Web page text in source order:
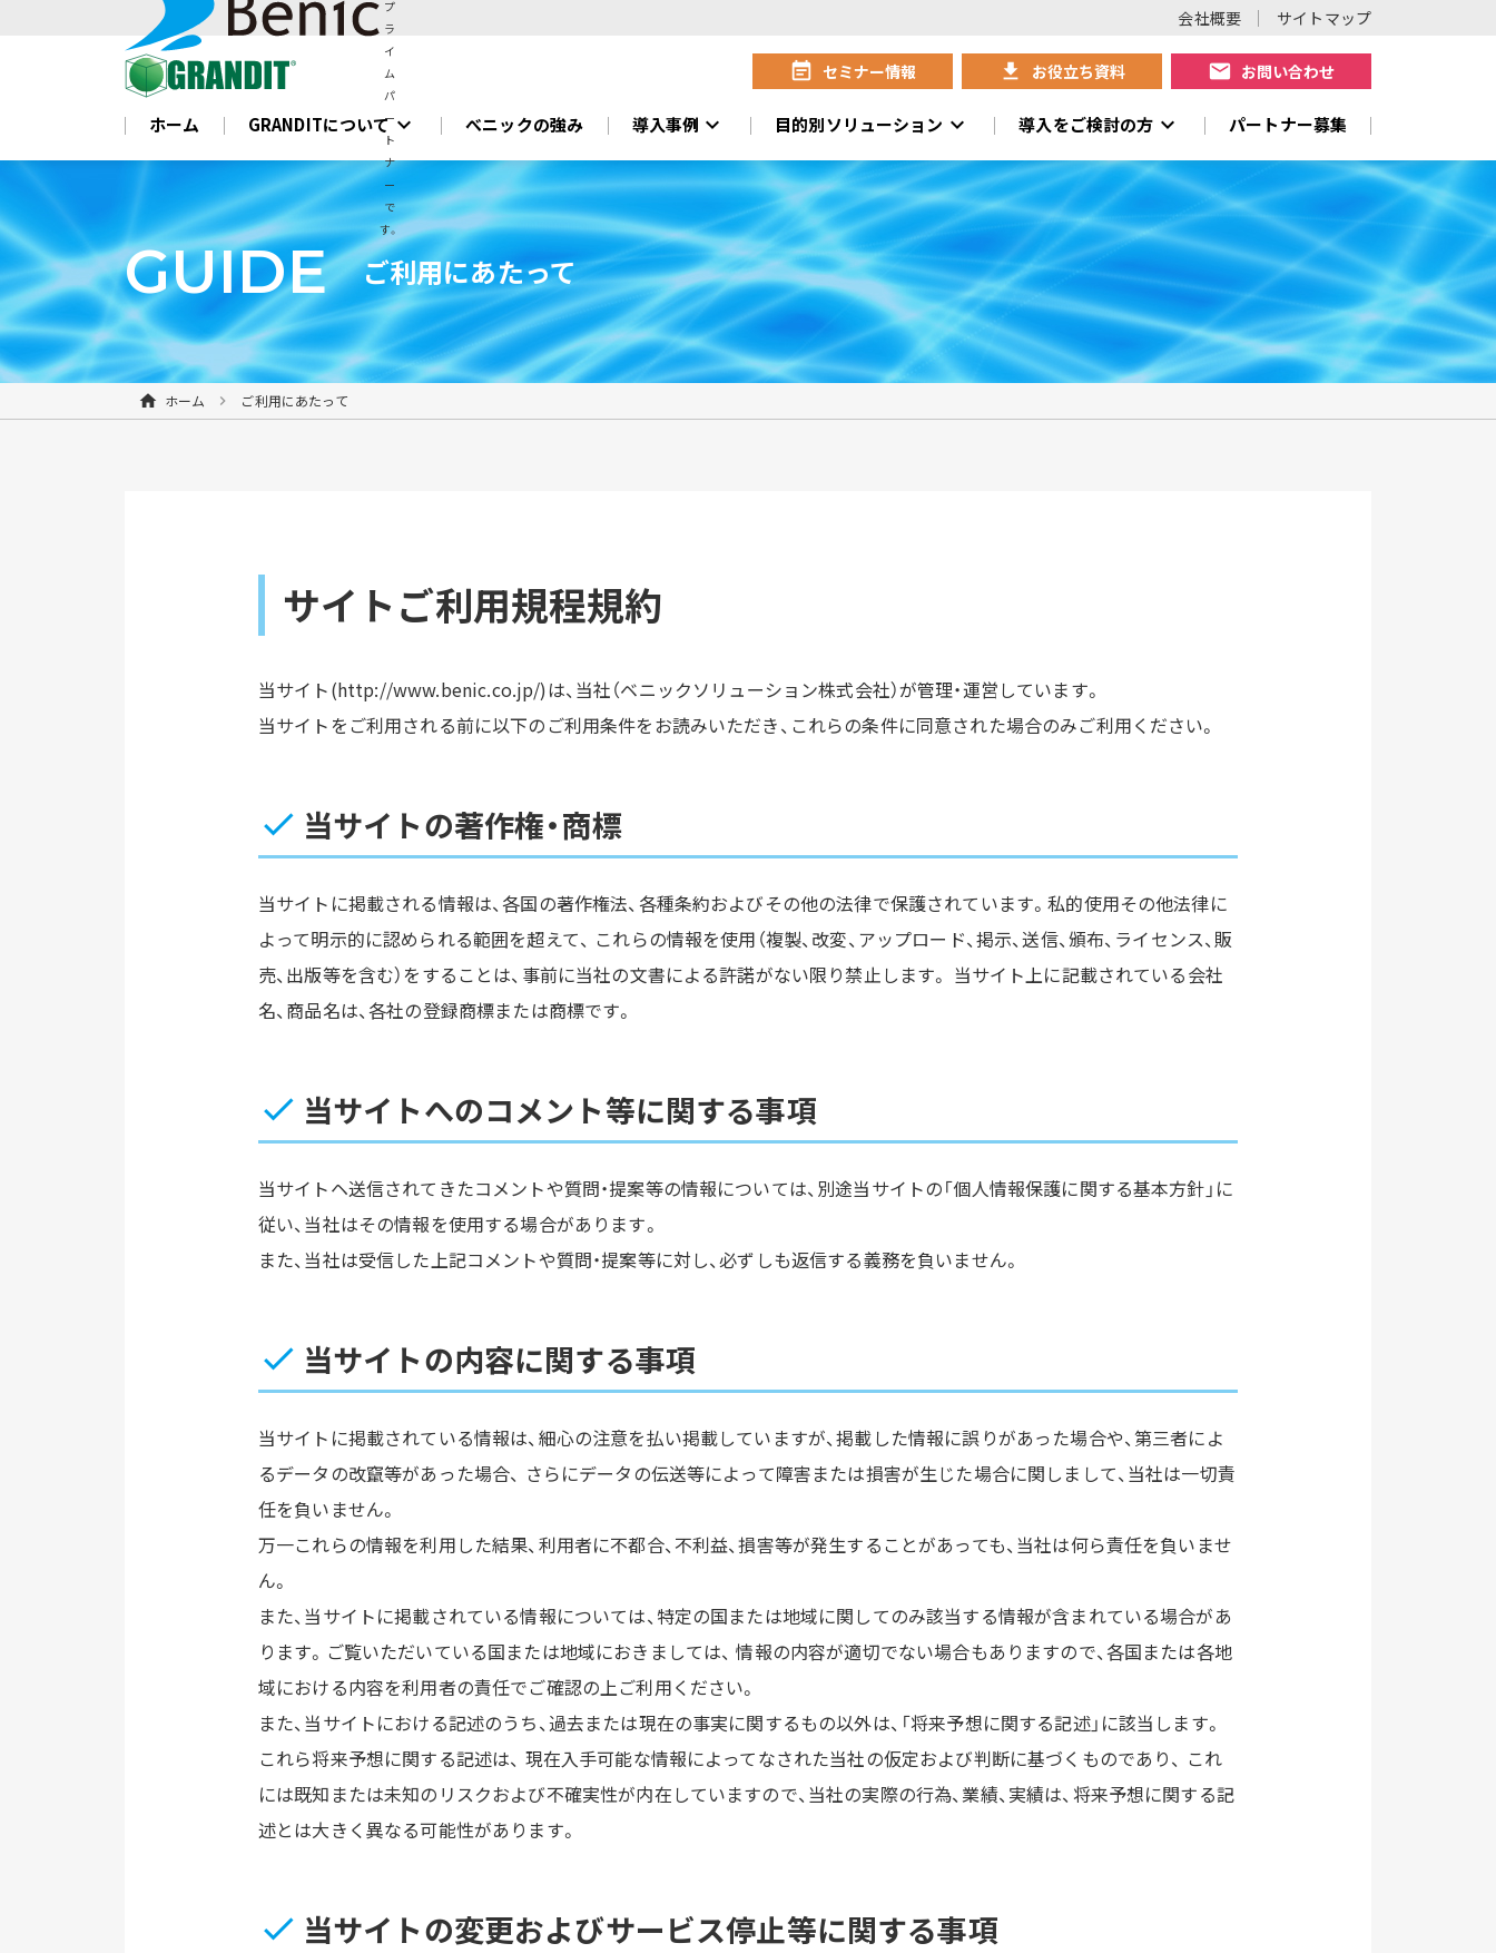
プ
ラ
イ
ム
パ
ー
ト
ナ
ー
で
す。
会社概要 サイトマップ
ホーム GRANDITについてexpand_more べニックの強み 導入事例 expand_more 目的別ソリューション expand_more 導入をご検討の方 expand_more パートナー募集
event_note セミナー情報 download お役立ち資料 mail お問い合わせ
GUIDE ご利用にあたって
ホーム ご利用にあたって
サイトご利用規程規約
当サイト(http://www.benic.co.jp/)は、当社（ベニックソリューション株式会社）が管理・運営しています。
当サイトをご利用される前に以下のご利用条件をお読みいただき、これらの条件に同意された場合のみご利用ください。
当サイトの著作権・商標
当サイトに掲載される情報は、各国の著作権法、各種条約およびその他の法律で保護されています。私的使用その他法律に
よって明示的に認められる範囲を超えて、 これらの情報を使用（複製、改変、アップロード、掲示、送信、頒布、ライセンス、販
売、出版等を含む）をすることは、事前に当社の文書による許諾がない限り禁止します。 当サイト上に記載されている会社
名、商品名は、各社の登録商標または商標です。
当サイトへのコメント等に関する事項
当サイトヘ送信されてきたコメントや質問・提案等の情報については、別途当サイトの「個人情報保護に関する基本方針」に
従い、当社はその情報を使用する場合があります。
また、当社は受信した上記コメントや質問・提案等に対し、必ずしも返信する義務を負いません。
当サイトの内容に関する事項
当サイトに掲載されている情報は、細心の注意を払い掲載していますが、掲載した情報に誤りがあった場合や、第三者によ
るデータの改竄等があった場合、 さらにデータの伝送等によって障害または損害が生じた場合に関しまして、当社は一切責
任を負いません。
万一これらの情報を利用した結果、利用者に不都合、不利益、損害等が発生することがあっても、当社は何ら責任を負いませ
ん。
また、当サイトに掲載されている情報については、特定の国または地域に関してのみ該当する情報が含まれている場合があ
ります。ご覧いただいている国または地域におきましては、 情報の内容が適切でない場合もありますので、各国または各地
域における内容を利用者の責任でご確認の上ご利用ください。
また、当サイトにおける記述のうち、過去または現在の事実に関するもの以外は、「将来予想に関する記述」に該当します。
これら将来予想に関する記述は、 現在入手可能な情報によってなされた当社の仮定および判断に基づくものであり、 これ
には既知または未知のリスクおよび不確実性が内在していますので、当社の実際の行為、業績、実績は、将来予想に関する記
述とは大きく異なる可能性があります。
当サイトの変更およびサービス停止等に関する事項